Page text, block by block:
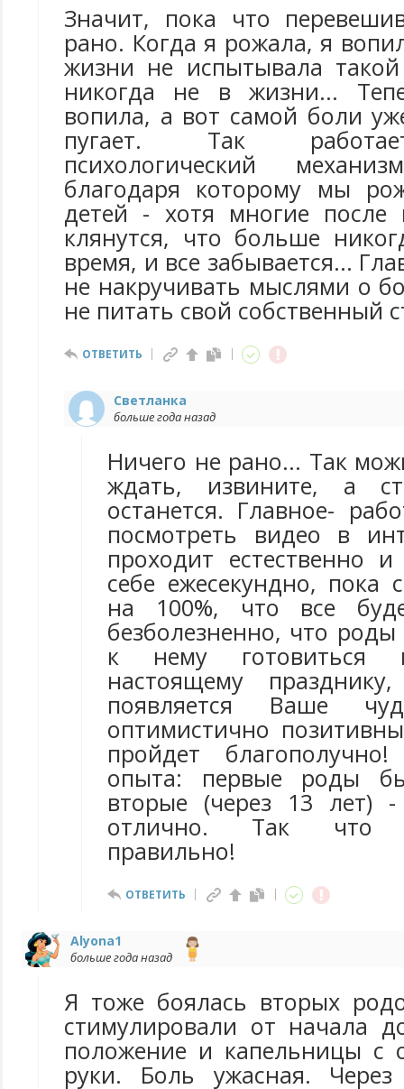
Значит, пока что
рано. Когда я рожала, я
жизни не испытывала
никогда не в жизни...
вопила, а вот самой боли
пугает. Так
психологический
благодаря которому мы
детей - хотя многие
клянутся, что больше
время, и все забывается...
не накручивать мыслями о
не питать свой собственный
ОТВЕТИТЬ
Светланка
больше года назад
Ничего не рано... Так
ждать, извините, а
останется. Главное-
посмотреть видео в
проходит естественно
себе ежесекундно, пока
на 100%, что все
безболезненно, что
к нему
настоящему
появляется Ваше
оптимистично
пройдет
опыта: первые роды
вторые (через 13 лет)
отлично. Так что
правильно!
ОТВЕТИТЬ
Alyona1
больше года назад
Я тоже боялась вторых
стимулировали от начала
положение и капельницы с
руки. Боль ужасная.